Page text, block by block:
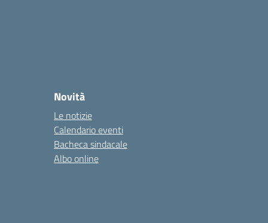
Novità
Le notizie
Calendario eventi
Bacheca sindacale
Albo online